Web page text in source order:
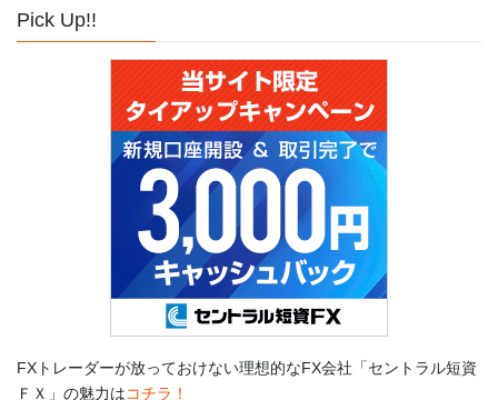
Pick Up!!
FXトレーダーが放っておけない理想的なFX会社「セントラル短資
ＦＸ」の魅力はコチラ！